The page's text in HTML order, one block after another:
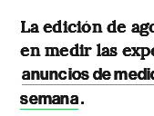
La edición de
en medir las
anuncios de
semana.